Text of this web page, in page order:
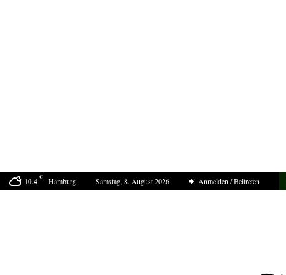
10.4 C Hamburg Samstag, 8. August 2026 Anmelden / Beitreten
Bestell-Scam – eine neue Masche